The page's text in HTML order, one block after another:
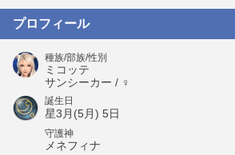
プロフィール
種族/部族/性別
ミコッテ
サンシーカー / ♀
誕生日
星3月(5月) 5日
守護神
メネフィナ